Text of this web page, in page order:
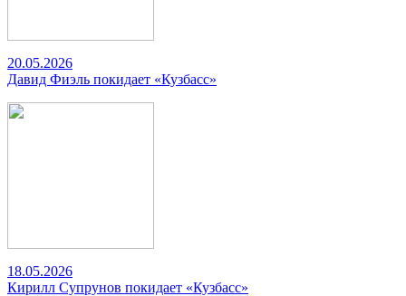
20.05.2026
Давид Фиэль покидает «Кузбасс»
18.05.2026
Кирилл Супрунов покидает «Кузбасс»